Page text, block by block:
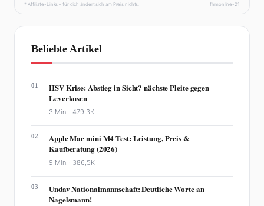
* Affiliate-Links – für dich ändert sich am Preis nichts. fhmonline-21
Beliebte Artikel
01
HSV Krise: Abstieg in Sicht? nächste Pleite gegen
Leverkusen
3 Min. ·479,3K
02
Apple Mac mini M4 Test: Leistung, Preis &
Kaufberatung (2026)
9 Min. · 386,5K
03
Undav Nationalmannschaft: Deutliche Worte an
Nagelsmann!